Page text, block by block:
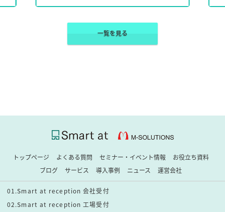
一覧を見る
トップページ よくある質問 セミナー・イベント情報
お役立ち資料
ブログ
サービス 導入事例 ニュース 運営会社
01.Smart at reception 会社受付
02.Smart at reception 工場受付